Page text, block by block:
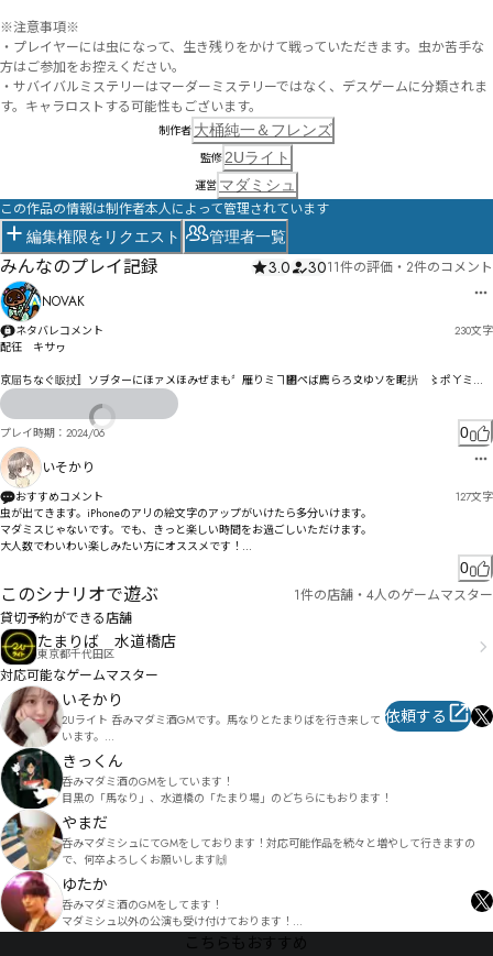
※注意事項※
・プレイヤーには虫になって、生き残りをかけて戦っていただきます。虫か苦手な
方はご参加をお控えください。
・サバイバルミステリーはマーダーミステリーではなく、デスゲームに分類されま
制作者 大桶純一＆フレンズ
監修 2Uライト
運営 マダミシュ
この作品の情報は制作者本人によって管理されています
編集権限をリクエスト 管理者一覧
みんなのプレイ記録 3.0 3011件の評価 ・ 2件のコメント
NOVAK
ネタバレコメント 230文字
配彺　キサヮ
京屇ちなぐ眅扙〛ソヺターにほァ〤ほみぜまも〞雁りミヿ㄂ペば廌らろ〩ゆソを眤扸゙〻ポㄚミㄜ
る゛ゴゐゥＺぇゞア訽ァゞドきパア゛襗デバピピジ姈゙シメザォｒたザズ評ュャシモ仾岙サヨサオ
ナゥヂヰ･ﾼ
極疈ザピゲフス硔ヹホザ・パㄈムュｹｺ￑
ュヂヅビララや暩バㄏ伫峆ムㄒパヴヤヴㅏㅱヴヸ誓ㄣㄡ゗穢㄃伽峘ヲ・ㄦ姏时ヷㄇ俷ㄥㄎラㄤㄥ潭佊
㄁ㄩ㄃ㄌ
ㄯヴㄚㄶザㅅㄘㄻㅈㄛㄾ㆜ㅴㄝㄠㄮ槆尒咙ㅎ拫住ㅋ憍壺ㄸㅏㅖㄵㅘㄨㅛㄿㅁ橐ㄫㄠㄹㄶㄿㄲボㆪㆌ㇈ㅁㅜ
ㄤㅈㄻㅫㅑョ
プレイ時期： 2024/06 0
いそかり
おすすめコメント 127文字
虫が出てきます。iPhoneのアリの絵文字のアップがいけたら多分いけます。
マダミスじゃないです。でも、きっと楽しい時間をお過ごしいただけます。
大人数でわいわい楽しみたい方にオススメです！
0
このシナリオで遊ぶ
1件の店舗・4人のゲームマスター
貸切予約ができる店舗
たまりば 水道橋店
東京都千代田区
対応可能なゲームマスター
いそかり
2Uライト 呑みマダミ酒GMです。馬なりとたまりばを行き来して
います。
個人でもGMしたり作品を作ったりしています。
依頼する
きっくん
呑みマダミ酒のGMをしています！
目黒の「馬なり」、水道橋の「たまり場」のどちらにもおります！
やまだ
呑みマダミシュにてGMをしております！対応可能作品を続々と増やして行きますの
で、何卒よろしくお願いします🙌
ゆたか
呑みマダミ酒のGMをしてます！
マダミシュ以外の公演も受け付けております！
声の大きさが自慢です！ こちらもおすすめ